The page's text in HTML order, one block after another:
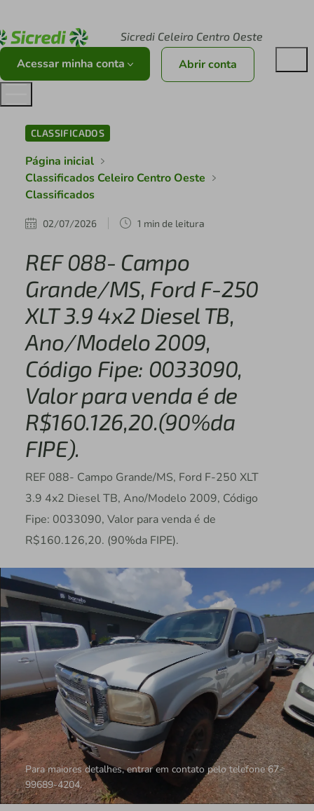
Sicredi Celeiro Centro Oeste
Acessar minha conta Abrir conta
CLASSIFICADOS
Página inicial
Classificados Celeiro Centro Oeste
Classificados
02/07/2026 1 min de leitura
REF 088- Campo
Grande/MS, Ford F-250
XLT 3.9 4x2 Diesel TB,
Ano/Modelo 2009,
Código Fipe: 0033090,
Valor para venda é de
R$160.126,20.(90%da
FIPE).
REF 088- Campo Grande/MS, Ford F-250 XLT
3.9 4x2 Diesel TB, Ano/Modelo 2009, Código
Fipe: 0033090, Valor para venda é de
R$160.126,20. (90%da FIPE).
Para maiores detalhes, entrar em contato pelo telefone 67-
99689-4204.